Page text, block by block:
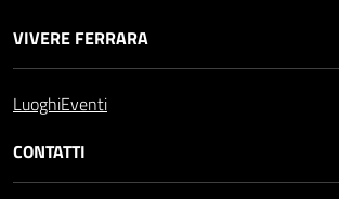
VIVERE FERRARA
LuoghiEventi
CONTATTI